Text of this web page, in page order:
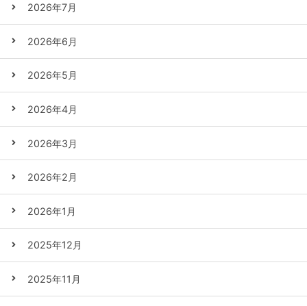
2026年7月
2026年6月
2026年5月
2026年4月
2026年3月
2026年2月
2026年1月
2025年12月
2025年11月